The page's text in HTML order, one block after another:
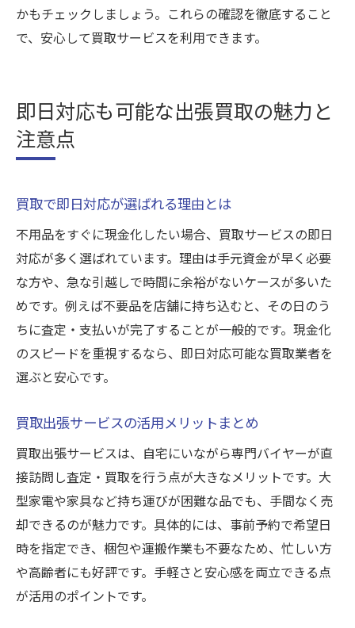
かもチェックしましょう。これらの確認を徹底すること
で、安心して買取サービスを利用できます。
即日対応も可能な出張買取の魅力と
注意点
買取で即日対応が選ばれる理由とは
不用品をすぐに現金化したい場合、買取サービスの即日
対応が多く選ばれています。理由は手元資金が早く必要
な方や、急な引越しで時間に余裕がないケースが多いた
めです。例えば不要品を店舗に持ち込むと、その日のう
ちに査定・支払いが完了することが一般的です。現金化
のスピードを重視するなら、即日対応可能な買取業者を
選ぶと安心です。
買取出張サービスの活用メリットまとめ
買取出張サービスは、自宅にいながら専門バイヤーが直
接訪問し査定・買取を行う点が大きなメリットです。大
型家電や家具など持ち運びが困難な品でも、手間なく売
却できるのが魅力です。具体的には、事前予約で希望日
時を指定でき、梱包や運搬作業も不要なため、忙しい方
や高齢者にも好評です。手軽さと安心感を両立できる点
が活用のポイントです。